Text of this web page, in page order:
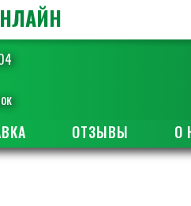
ОТЗЫВЫ О